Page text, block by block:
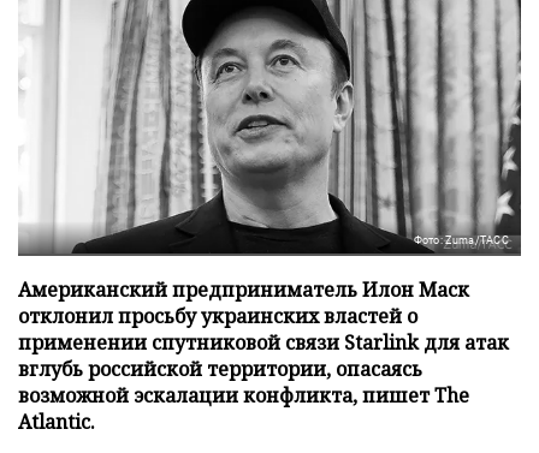
Фото: Zuma/ТАСС
Американский предприниматель Илон Маск
отклонил просьбу украинских властей о
применении спутниковой связи Starlink для атак
вглубь российской территории, опасаясь
возможной эскалации конфликта, пишет The
Atlantic.